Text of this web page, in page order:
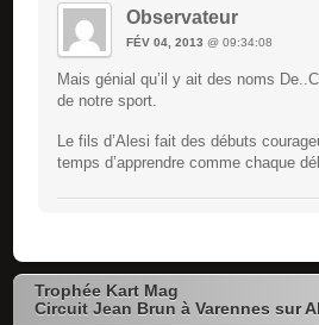
Observateur
FÉV 04, 2013 @ 09:34:08
Mais génial qu’il y ait des noms
de notre sport.
Le fils d’Alesi fait des débuts
temps d’apprendre comme chaque
Trophée Kart Mag
Circuit Jean Brun à Varennes sur